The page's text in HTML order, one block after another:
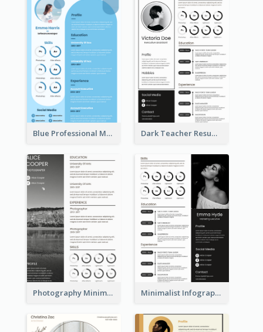
Blue Professional Marketing Resume Dark Teacher Resume
Photography Minimalist Design Resume Minimalist Infographic Resume